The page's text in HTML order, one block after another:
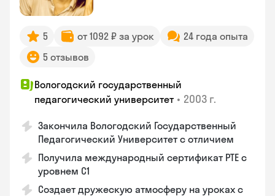
5 от 1092 ₽ за урок
24 года опыта
5 отзывов
Вологодский государственный
педагогический университет • 2003 г.
Закончила Вологодский Государственный
Педагогический Университет с отличием
Получила международный сертификат PTE с
уровнем C1
Создает дружескую атмосферу на уроках с